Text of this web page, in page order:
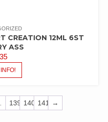
CREATION 12ML 6ST
ASS
139 140 141 →